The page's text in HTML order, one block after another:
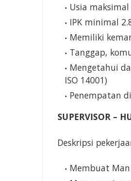
Usia
IPK minimal
Memiliki
Tanggap,
Mengetahui
ISO 14001)
Penempatan
SUPERVISOR –
Deskripsi
Membuat